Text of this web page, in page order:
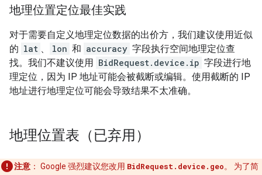
地理位置定位最佳实践
对于需要自定义地理定位数据的出价方，我们建议使用近似
的 lat 、 lon 和 accuracy 字段执行空间地理定位查
找。我们不建议使用 BidRequest.device.ip 字段进行地
理定位，因为 IP 地址可能会被截断或编辑。使用截断的 IP
地址进行地理定位可能会导致结果不太准确。
地理位置表（已弃用）
注意 ： Google 强烈建议您改用 BidRequest.device.geo。 为了简